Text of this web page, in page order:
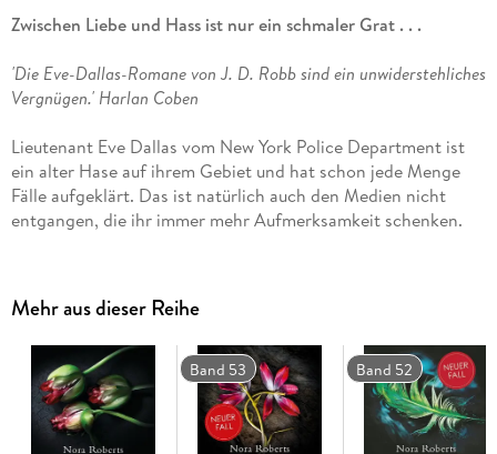
Zwischen Liebe und Hass ist nur ein schmaler Grat . . .
'Die Eve-Dallas-Romane von J. D. Robb sind ein unwiderstehliches
Vergnügen.' Harlan Coben
Lieutenant Eve Dallas vom New York Police Department ist
ein alter Hase auf ihrem Gebiet und hat schon jede Menge
Fälle aufgeklärt. Das ist natürlich auch den Medien nicht
entgangen, die ihr immer mehr Aufmerksamkeit schenken.
interessiert sich auch jemand anders für sie und ihr Leben,
auf eine fast besessene Art. Es gibt in New York jemanden,
der sie für außergewöhnlich hält und jeden Tag an sie denkt.
Jemand, der glaubt, dass er und Eve eine besondere
Beziehung zueinander haben. Jemand, der für sie töten würde
- immer und immer wieder . . .
Mehr aus dieser Reihe
Band 53 Band 52